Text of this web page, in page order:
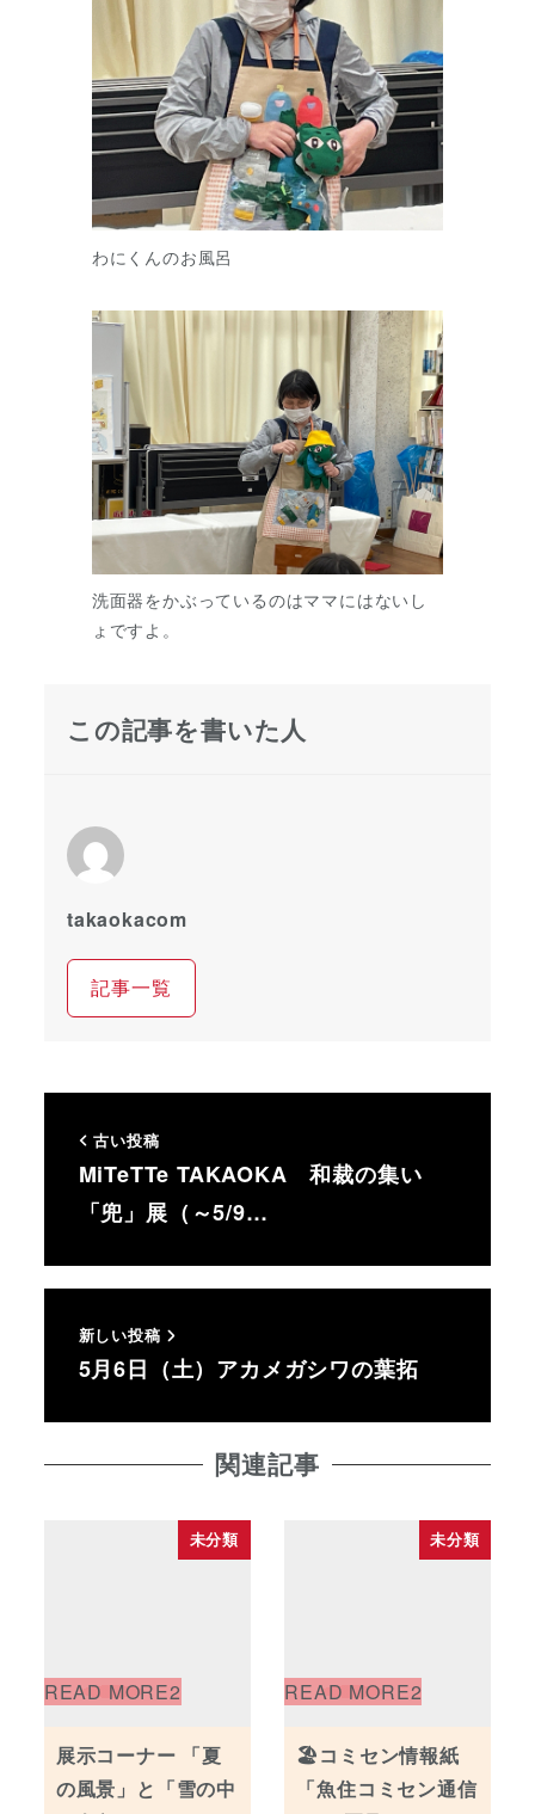
わにくんのお風呂
洗面器をかぶっているのはママにはないし
ょですよ。
この記事を書いた人
takaokacom
記事一覧
古い投稿
MiTeTTe TAKAOKA 和裁の集い
「兜」展（～5/9…
新しい投稿
5月6日（土）アカメガシワの葉拓
関連記事
未分類
展示コーナー 「夏
の風景」と「雪の中
未分類
🏖️コミセン情報紙
「魚住コミセン通信